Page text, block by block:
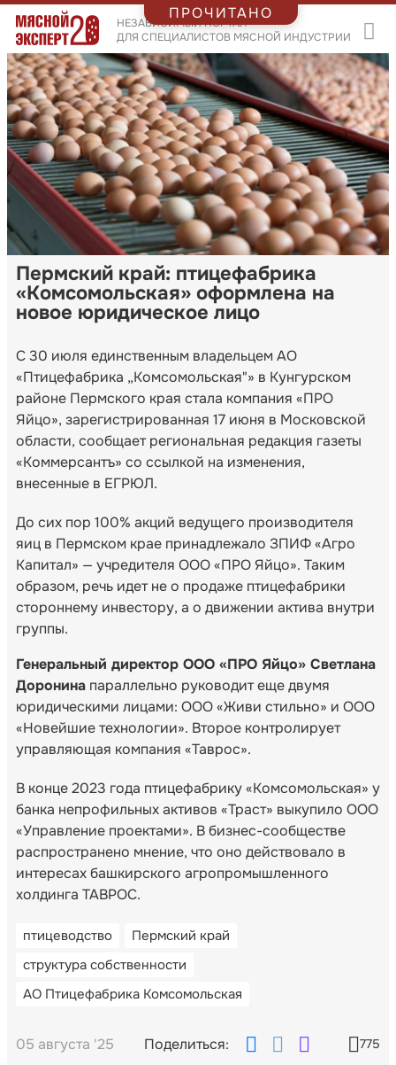
НЕЗАВИСИМЫЙ ПОРТАЛ
ДЛЯ СПЕЦИАЛИСТОВ МЯСНОЙ ИНДУСТРИИ
Пермский край: птицефабрика
«Комсомольская» оформлена на
новое юридическое лицо
С 30 июля единственным владельцем АО
«Птицефабрика „Комсомольская"» в Кунгурском
районе Пермского края стала компания «ПРО
Яйцо», зарегистрированная 17 июня в Московской
области, сообщает региональная редакция газеты
«Коммерсантъ» со ссылкой на изменения,
внесенные в ЕГРЮЛ.
До сих пор 100% акций ведущего производителя
яиц в Пермском крае принадлежало ЗПИФ «Агро
Капитал» — учредителя ООО «ПРО Яйцо». Таким
образом, речь идет не о продаже птицефабрики
стороннему инвестору, а о движении актива внутри
группы.
Генеральный директор ООО «ПРО Яйцо» Светлана
Доронина параллельно руководит еще двумя
юридическими лицами: ООО «Живи стильно» и ООО
«Новейшие технологии». Второе контролирует
управляющая компания «Таврос».
В конце 2023 года птицефабрику «Комсомольская» у
банка непрофильных активов «Траст» выкупило ООО
«Управление проектами». В бизнес-сообществе
распространено мнение, что оно действовало в
интересах башкирского агропромышленного
холдинга ТАВРОС.
птицеводство
Пермский край
структура собственности
АО Птицефабрика Комсомольская
05 августа '25 Поделиться: 775
ПРОЧИТАНО